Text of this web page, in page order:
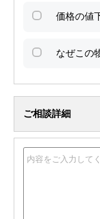
価格の値
なぜこの
ご相談詳細